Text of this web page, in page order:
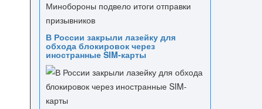
В России закрыли лазейку для
обхода блокировок через
иностранные SIM-карты